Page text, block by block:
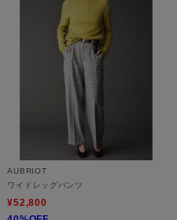
AUBRIOT
ワイドレッグパンツ
¥52,800